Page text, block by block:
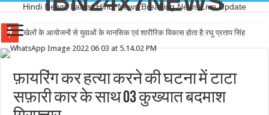
Hindi News, Latest Hindi News,Breaking News,Live Update
खेलों के आयोजनों से युवाओं के मानसिक एवं शारीरिक विकास होता है:रघू प्रताप सिंह
फ़ायरिंग कर हत्या करने की घटना में टाटा
सफ़ारी कार के साथ 03 कुख्यात बदमाश